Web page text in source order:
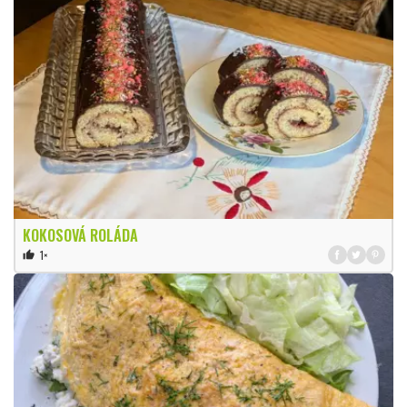
KOKOSOVÁ ROLÁDA
thumb_up 1×